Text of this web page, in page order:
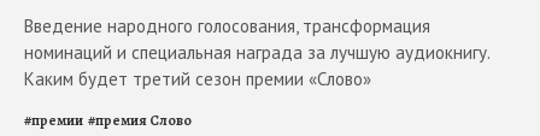
Введение народного голосования, трансформация
номинаций и специальная награда за лучшую аудиокнигу.
Каким будет третий сезон премии «Слово»
#премии #премия Слово